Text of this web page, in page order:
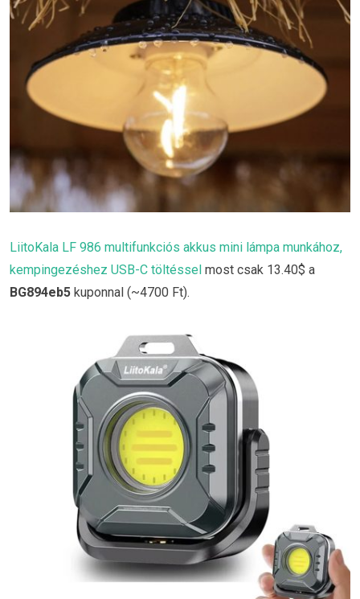
LiitoKala LF 986 multifunkciós akkus mini lámpa munkához,
kempingezéshez USB-C töltéssel most csak 13.40$ a
BG894eb5 kuponnal (~4700 Ft).